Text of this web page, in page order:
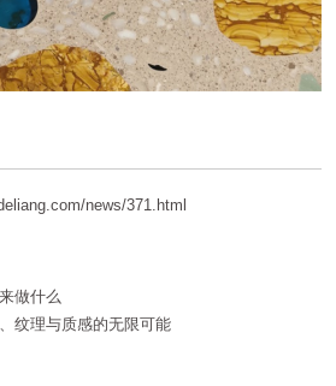
news/371.html
做什么
纹理与质感的无限可能